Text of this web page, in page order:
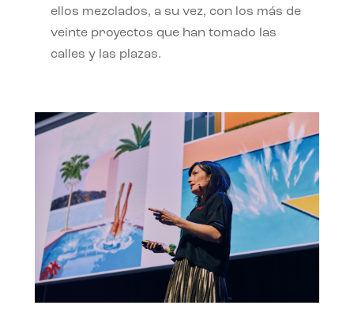
ellos mezclados, a su vez, con los más de
veinte proyectos que han tomado las
calles y las plazas.